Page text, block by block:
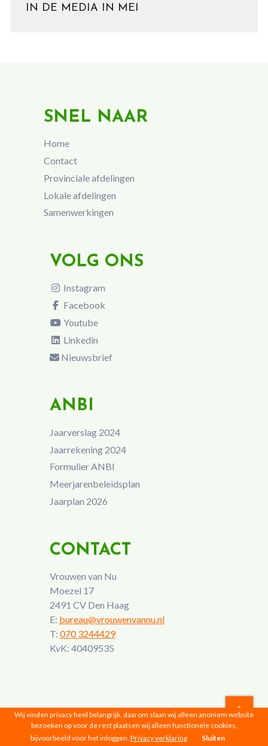
IN DE MEDIA IN MEI
SNEL NAAR
Home
Contact
Provinciale afdelingen
Lokale afdelingen
Samenwerkingen
VOLG ONS
Instagram
Facebook
Youtube
Linkedin
Nieuwsbrief
ANBI
Jaarverslag 2024
Jaarrekening 2024
Formulier ANBI
Meerjarenbeleidsplan
Jaarplan 2026
CONTACT
Vrouwen van Nu
Moezel 17
2491 CV Den Haag
E: bureau@vrouwenvannu.nl
T: 070 3244429
KvK: 40409535
Vrouwen van Nu © 2026 |Privacyverklaring
Wij vinden privacy heel belangrijk, daarom slaan wij alleen anoniem website
bezoeken op voor de rest plaatsen wij alleen functionele cookies,
bijvoorbeeld voor het inloggen. Privacy verklaring Sluiten